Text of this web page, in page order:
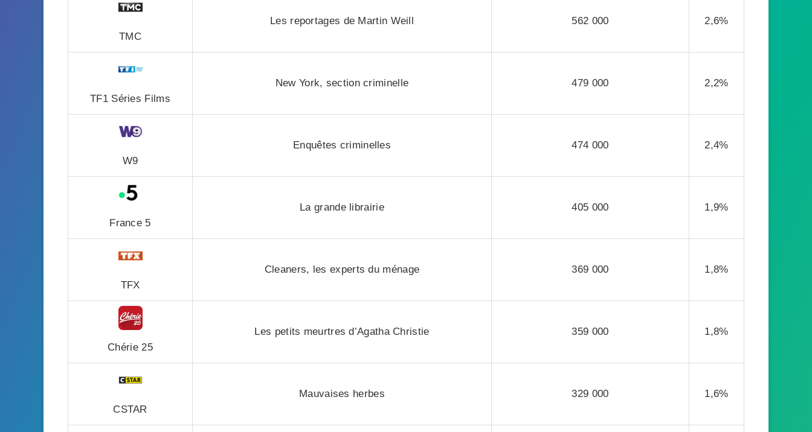
TMC
Les reportages de Martin Weill 562 000 2,6%
TF1 Séries Films
New York, section criminelle 479 000 2,2%
W9
Enquêtes criminelles 474 000 2,4%
France 5
La grande librairie 405 000 1,9%
TFX
Cleaners, les experts du ménage 369 000 1,8%
Chérie 25
Les petits meurtres d’Agatha Christie 359 000 1,8%
CSTAR
Mauvaises herbes 329 000 1,6%